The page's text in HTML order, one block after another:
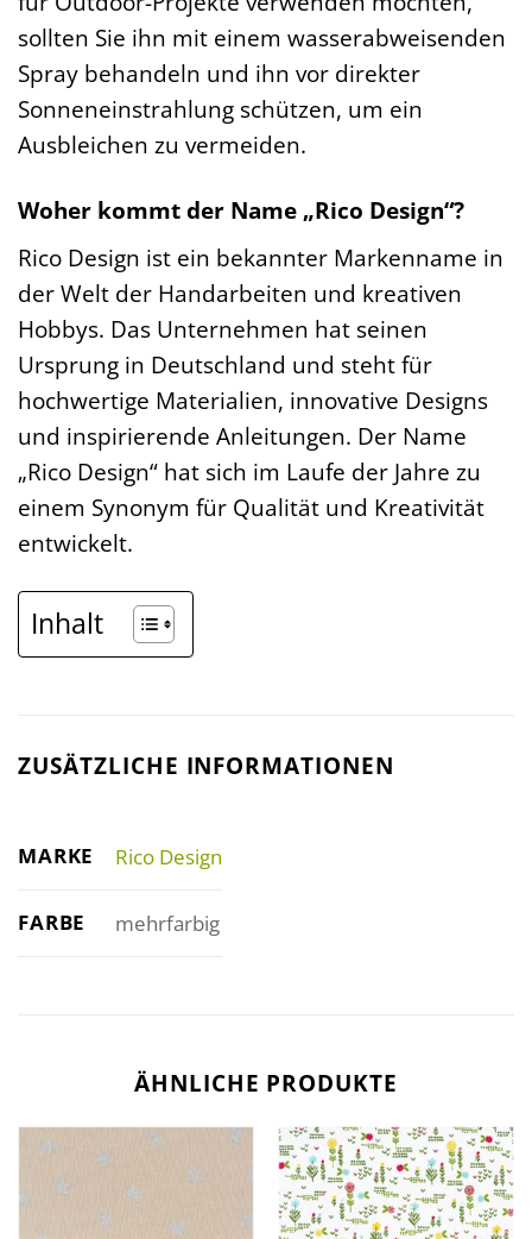
sollten Sie ihn mit einem wasserabweisenden
Spray behandeln und ihn vor direkter
Sonneneinstrahlung schützen, um ein
Ausbleichen zu vermeiden.
Woher kommt der Name „Rico Design“?
Rico Design ist ein bekannter Markenname in
der Welt der Handarbeiten und kreativen
Hobbys. Das Unternehmen hat seinen
Ursprung in Deutschland und steht für
hochwertige Materialien, innovative Designs
und inspirierende Anleitungen. Der Name
„Rico Design“ hat sich im Laufe der Jahre zu
einem Synonym für Qualität und Kreativität
entwickelt.
Inhalt
ZUSÄTZLICHE INFORMATIONEN
MARKE Rico Design
FARBE mehrfarbig
ÄHNLICHE PRODUKTE